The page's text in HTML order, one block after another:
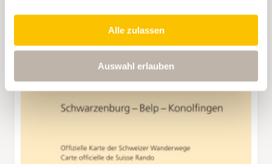
Alle zulassen
Auswahl erlauben